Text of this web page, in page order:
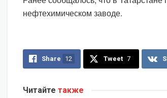
нефтехимическом заводе.
Share 12 Tweet 7
Читайте также